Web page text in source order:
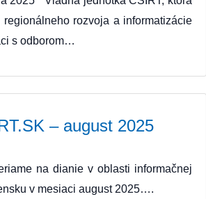
rozvoja a informatizácie
s odborom…
– august 2025
na dianie v oblasti informačnej
v mesiaci august 2025….